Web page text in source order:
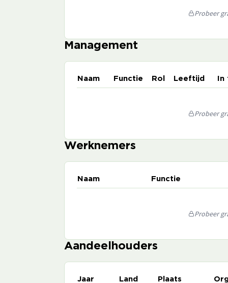
Probeer
Management
Naam Functie Rol Leeftijd
Probeer
Werknemers
Naam Functie
Probeer
Aandeelhouders
Jaar Land Plaats